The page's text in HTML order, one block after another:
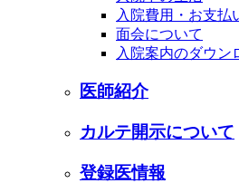
入院費用・お支払
面会について
入院案内のダウン
医師紹介
カルテ開示について
登録医情報